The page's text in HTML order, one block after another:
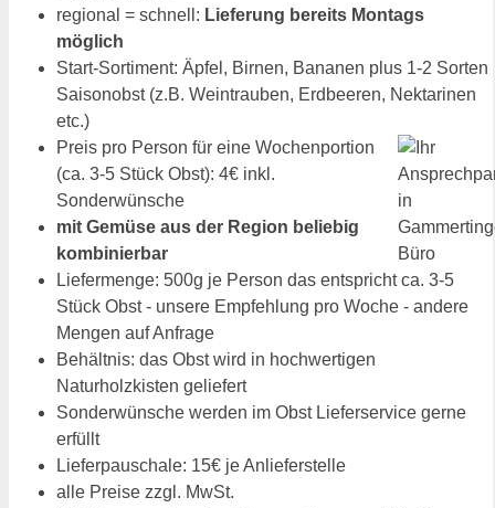
regional = schnell: Lieferung bereits Montags
möglich
Start-Sortiment: Äpfel, Birnen, Bananen plus 1-2 Sorten
Saisonobst (z.B. Weintrauben, Erdbeeren, Nektarinen
etc.)
Preis pro Person für eine Wochenportion
(ca. 3-5 Stück Obst): 4€ inkl.
Sonderwünsche
mit Gemüse aus der Region beliebig
kombinierbar
Liefermenge: 500g je Person das entspricht ca. 3-5
Stück Obst - unsere Empfehlung pro Woche - andere
Mengen auf Anfrage
Behältnis: das Obst wird in hochwertigen
Naturholzkisten geliefert
Sonderwünsche werden im Obst Lieferservice gerne
erfüllt
Lieferpauschale: 15€ je Anlieferstelle
alle Preise zzgl. MwSt.